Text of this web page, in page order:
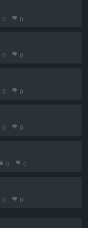
0 0
0 0
0 0
0 0
0 0
0 0